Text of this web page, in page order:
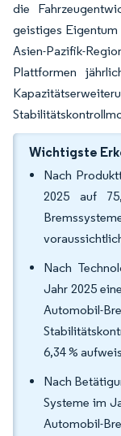
die
geistiges
Asien-Pazifik-
Plattformen
Wichtigste
Nach
2025 auf
Nach
Jahr 2025
Automobil-
6,34 %
Nach
Systeme im